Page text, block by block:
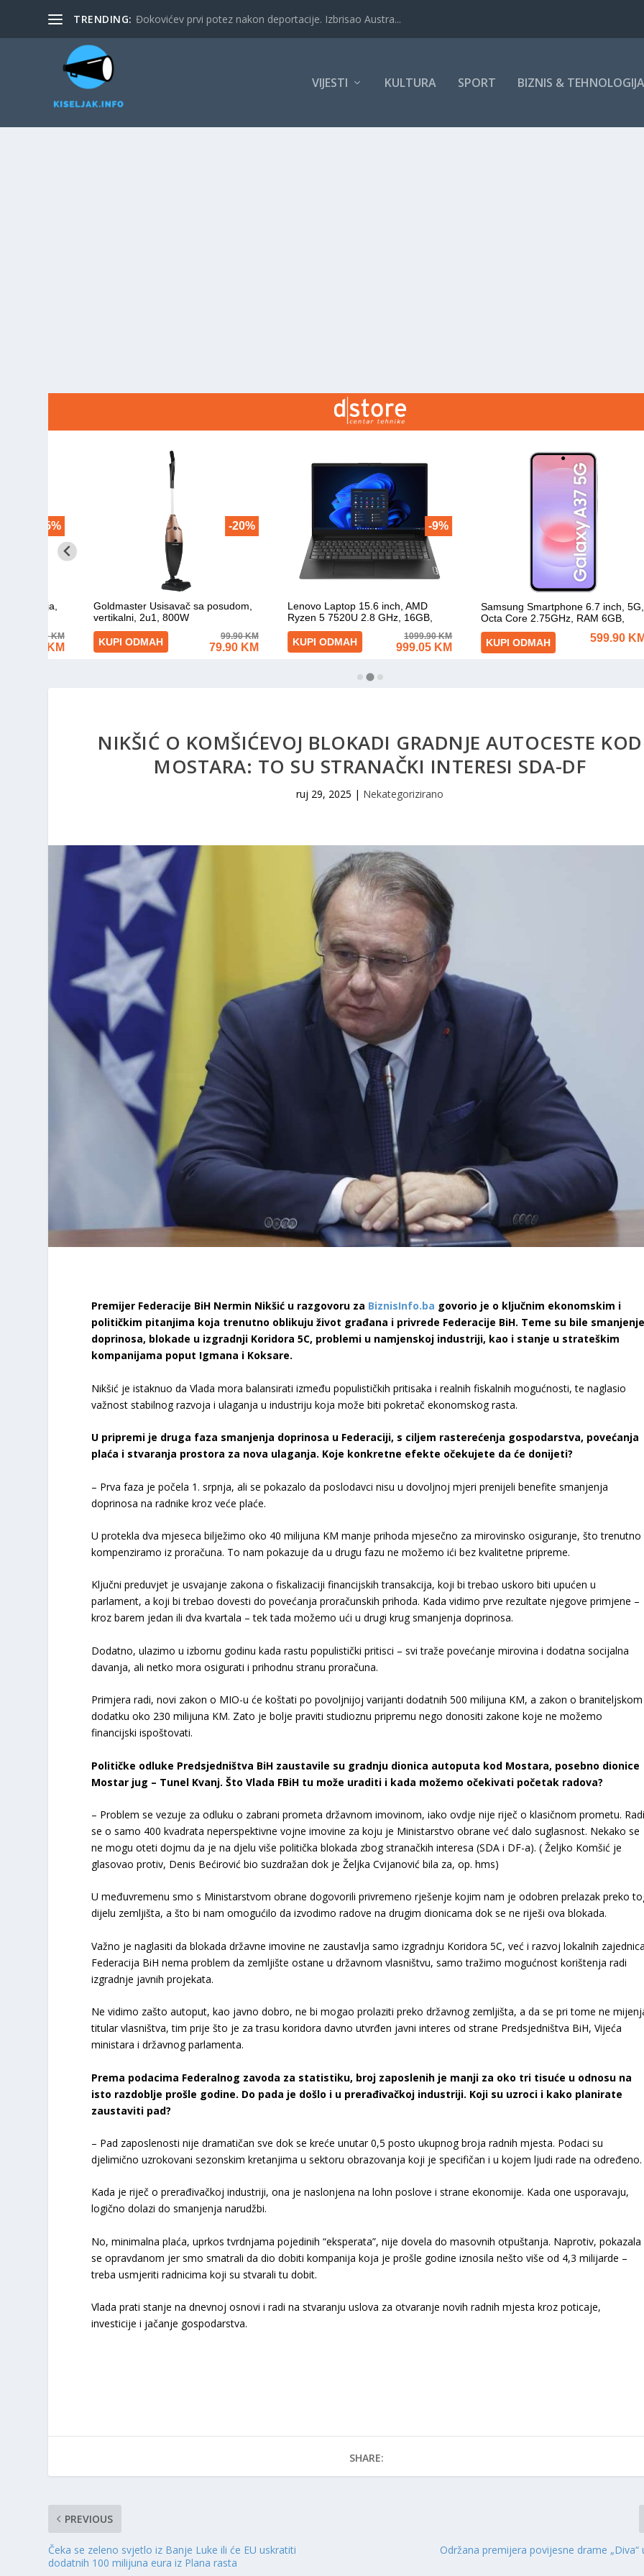
TRENDING: Đokovićev prvi potez nakon deportacije. Izbrisao Austra...
VIJESTI KULTURA SPORT BIZNIS & TEHNOLOGIJA
NIKŠIĆ O KOMŠIĆEVOJ BLOKADI GRADNJE AUTOCESTE KOD
MOSTARA: TO SU STRANAČKI INTERESI SDA-DF
ruj 29, 2025 | Nekategorizirano
Premijer Federacije BiH Nermin Nikšić u razgovoru za BiznisInfo.ba govorio je o ključnim ekonomskim i
političkim pitanjima koja trenutno oblikuju život građana i privrede Federacije BiH. Teme su bile
doprinosa, blokade u izgradnji Koridora 5C, problemi u namjenskoj industriji, kao i stanje u strateškim
kompanijama poput Igmana i Koksare.
Nikšić je istaknuo da Vlada mora balansirati između populističkih pritisaka i realnih fiskalnih mogućnosti, te naglasio
važnost stabilnog razvoja i ulaganja u industriju koja može biti pokretač ekonomskog rasta.
U pripremi je druga faza smanjenja doprinosa u Federaciji, s ciljem rasterećenja gospodarstva, povećanja
plaća i stvaranja prostora za nova ulaganja. Koje konkretne efekte očekujete da će donijeti?
– Prva faza je počela 1. srpnja, ali se pokazalo da poslodavci nisu u dovoljnoj mjeri prenijeli benefite smanjenja
doprinosa na radnike kroz veće plaće.
U protekla dva mjeseca bilježimo oko 40 milijuna KM manje prihoda mjesečno za mirovinsko osiguranje, što trenutno
kompenziramo iz proračuna. To nam pokazuje da u drugu fazu ne možemo ići bez kvalitetne pripreme.
Ključni preduvjet je usvajanje zakona o fiskalizaciji financijskih transakcija, koji bi trebao uskoro biti upućen u
parlament, a koji bi trebao dovesti do povećanja proračunskih prihoda. Kada vidimo prve rezultate njegove primjene –
kroz barem jedan ili dva kvartala – tek tada možemo ući u drugi krug smanjenja doprinosa.
Dodatno, ulazimo u izbornu godinu kada rastu populistički pritisci – svi traže povećanje mirovina i dodatna socijalna
davanja, ali netko mora osigurati i prihodnu stranu proračuna.
Primjera radi, novi zakon o MIO-u će koštati po povoljnijoj varijanti dodatnih 500 milijuna KM, a zakon o braniteljskom
dodatku oko 230 milijuna KM. Zato je bolje praviti studioznu pripremu nego donositi zakone koje ne možemo
financijski ispoštovati.
Političke odluke Predsjedništva BiH zaustavile su gradnju dionica autoputa kod Mostara, posebno dionice
Mostar jug – Tunel Kvanj. Što Vlada FBiH tu može uraditi i kada možemo očekivati početak radova?
– Problem se vezuje za odluku o zabrani prometa državnom imovinom, iako ovdje nije riječ o klasičnom prometu.
se o samo 400 kvadrata neperspektivne vojne imovine za koju je Ministarstvo obrane već dalo suglasnost. Nekako se
ne mogu oteti dojmu da je na djelu više politička blokada zbog stranačkih interesa (SDA i DF-a). ( Željko Komšić je
glasovao protiv, Denis Bećirović bio suzdražan dok je Željka Cvijanović bila za, op. hms)
U međuvremenu smo s Ministarstvom obrane dogovorili privremeno rješenje kojim nam je odobren prelazak preko
dijelu zemljišta, a što bi nam omogućilo da izvodimo radove na drugim dionicama dok se ne riješi ova blokada.
Važno je naglasiti da blokada državne imovine ne zaustavlja samo izgradnju Koridora 5C, već i razvoj lokalnih
Federacija BiH nema problem da zemljište ostane u državnom vlasništvu, samo tražimo mogućnost korištenja radi
izgradnje javnih projekata.
Ne vidimo zašto autoput, kao javno dobro, ne bi mogao prolaziti preko državnog zemljišta, a da se pri tome ne
titular vlasništva, tim prije što je za trasu koridora davno utvrđen javni interes od strane Predsjedništva BiH, Vijeća
ministara i državnog parlamenta.
Prema podacima Federalnog zavoda za statistiku, broj zaposlenih je manji za oko tri tisuće u odnosu na
isto razdoblje prošle godine. Do pada je došlo i u prerađivačkoj industriji. Koji su uzroci i kako planirate
zaustaviti pad?
– Pad zaposlenosti nije dramatičan sve dok se kreće unutar 0,5 posto ukupnog broja radnih mjesta. Podaci su
djelimično uzrokovani sezonskim kretanjima u sektoru obrazovanja koji je specifičan i u kojem ljudi rade na određeno.
Kada je riječ o prerađivačkoj industriji, ona je naslonjena na lohn poslove i strane ekonomije. Kada one usporavaju,
logično dolazi do smanjenja narudžbi.
No, minimalna plaća, uprkos tvrdnjama pojedinih “eksperata”, nije dovela do masovnih otpuštanja. Naprotiv, pokazala
se opravdanom jer smo smatrali da dio dobiti kompanija koja je prošle godine iznosila nešto više od 4,3 milijarde –
treba usmjeriti radnicima koji su stvarali tu dobit.
Vlada prati stanje na dnevnoj osnovi i radi na stvaranju uslova za otvaranje novih radnih mjesta kroz poticaje,
investicije i jačanje gospodarstva.
SHARE:
PREVIOUS
Čeka se zeleno svjetlo iz Banje Luke ili će EU uskratiti
dodatnih 100 milijuna eura iz Plana rasta
Održana premijera povijesne drame „Diva“